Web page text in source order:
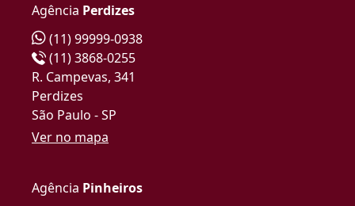
Agência Perdizes
(11) 99999-0938
(11) 3868-0255
R. Campevas, 341
Perdizes
São Paulo - SP
Ver no mapa
Agência Pinheiros